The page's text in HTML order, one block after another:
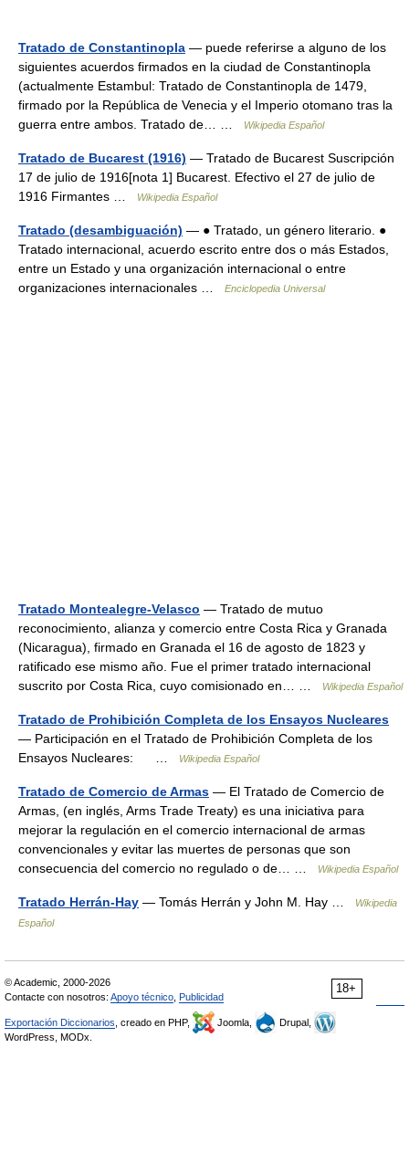
Tratado de Constantinopla — puede referirse a alguno de los
siguientes acuerdos firmados en la ciudad de Constantinopla
(actualmente Estambul: Tratado de Constantinopla de 1479,
firmado por la República de Venecia y el Imperio otomano tras la
guerra entre ambos. Tratado de… …
Wikipedia Español
Tratado de Bucarest (1916) — Tratado de Bucarest Suscripción
17 de julio de 1916[nota 1] Bucarest. Efectivo el 27 de julio de
1916 Firmantes …
Wikipedia Español
Tratado (desambiguación) — ● Tratado, un género literario. ●
Tratado internacional, acuerdo escrito entre dos o más Estados,
entre un Estado y una organización internacional o entre
organizaciones internacionales …
Enciclopedia Universal
Tratado Montealegre-Velasco — Tratado de mutuo
reconocimiento, alianza y comercio entre Costa Rica y Granada
(Nicaragua), firmado en Granada el 16 de agosto de 1823 y
ratificado ese mismo año. Fue el primer tratado internacional
suscrito por Costa Rica, cuyo comisionado en… …
Wikipedia Español
Tratado de Prohibición Completa de los Ensayos Nucleares
— Participación en el Tratado de Prohibición Completa de los
Ensayos Nucleares: …
Wikipedia Español
Tratado de Comercio de Armas — El Tratado de Comercio de
Armas, (en inglés, Arms Trade Treaty) es una iniciativa para
mejorar la regulación en el comercio internacional de armas
convencionales y evitar las muertes de personas que son
consecuencia del comercio no regulado o de… …
Wikipedia Español
Tratado Herrán-Hay — Tomás Herrán y John M. Hay …
Wikipedia
Español
18+
© Academic, 2000-2026
Contacte con nosotros: Apoyo técnico Publicidad
Exportación Diccionarios , creado en PHP, Joomla,
Drupal,
WordPress, MODx.